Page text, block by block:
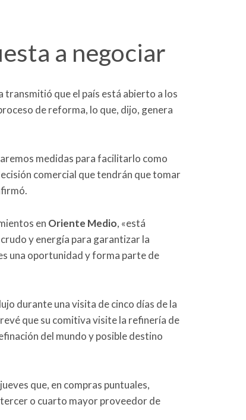
a negociar
transmitió que el país está abierto a los
de reforma, lo que, dijo, genera
medidas para facilitarlo como
comercial que tendrán que tomar
en Oriente Medio, «está
y energía para garantizar la
una oportunidad y forma parte de
durante una visita de cinco días de la
que su comitiva visite la refinería de
del mundo y posible destino
que, en compras puntuales,
o cuarto mayor proveedor de